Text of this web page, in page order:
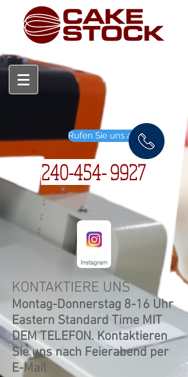
Rufen Sie uns an
240-454- 9927
KONTAKTIERE UNS
Montag-Donnerstag 8-16 Uhr
Eastern Standard Time MIT
DEM TELEFON. Kontaktieren
Sie uns nach Feierabend per
E-Mail